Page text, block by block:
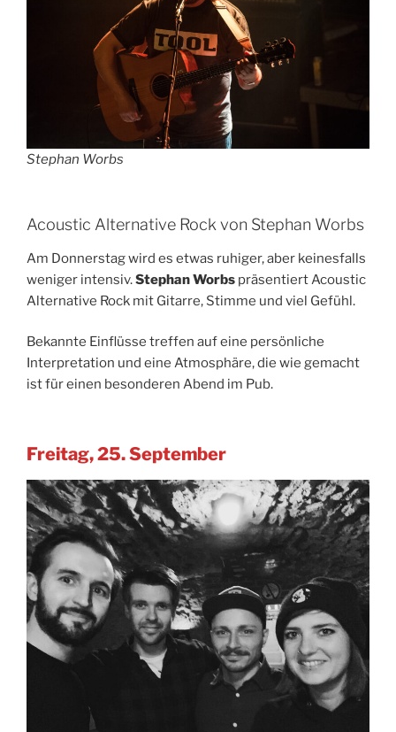
Stephan Worbs
Acoustic Alternative Rock von Stephan Worbs
Am Donnerstag wird es etwas ruhiger, aber keinesfalls
weniger intensiv.Stephan Worbs präsentiert Acoustic
Alternative Rock mit Gitarre, Stimme und viel Gefühl.
Bekannte Einflüsse treffen auf eine persönliche
Interpretation und eine Atmosphäre, die wie gemacht
ist für einen besonderen Abend im Pub.
Freitag, 25. September